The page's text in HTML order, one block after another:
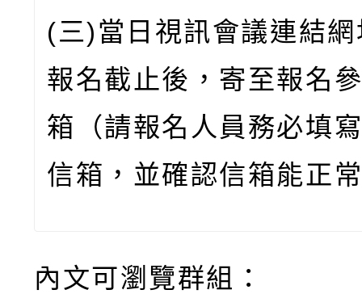
(三)當日視訊會議連結
報名截止後，寄至報名
箱（請報名人員務必填
信箱，並確認信箱能正
內文可瀏覽群組：